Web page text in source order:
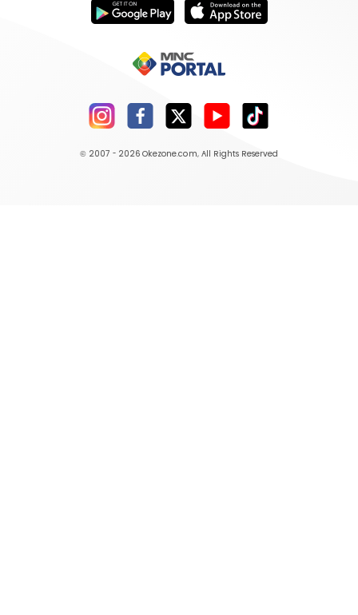
© 2007 - 2026 Okezone.com, All Rights Reserved